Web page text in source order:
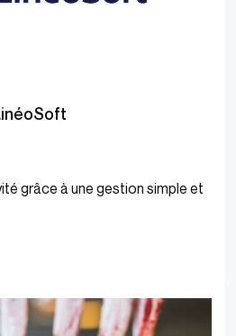
grâce à une gestion simple et